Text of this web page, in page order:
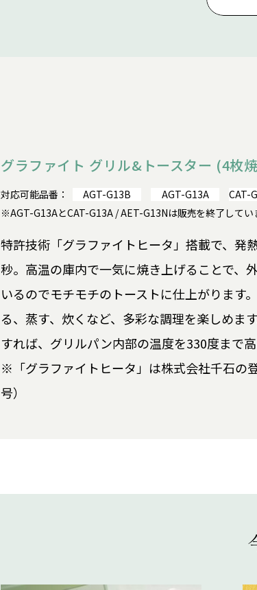
グラファイト グリル&トースター (4枚
対応可能品番： AGT-G13B AGT-G13A
CAT-
※AGT-G13AとCAT-G13A / AET-G13Nは販売を終了してい
特許技術「グラファイトヒータ」搭載で、発
秒。高温の庫内で一気に焼き上げることで、
いるのでモチモチのトーストに仕上がります
る、蒸す、炊くなど、多彩な調理を楽しめま
すれば、グリルパン内部の温度を330度まで高
※「グラファイトヒータ」は株式会社千石の
号）